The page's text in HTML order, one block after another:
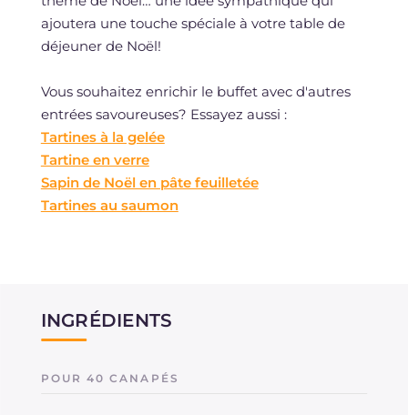
ajoutera une touche spéciale à votre table de
déjeuner de Noël!
Vous souhaitez enrichir le buffet avec d'autres
entrées savoureuses? Essayez aussi :
Tartines à la gelée
Tartine en verre
Sapin de Noël en pâte feuilletée
Tartines au saumon
INGRÉDIENTS
POUR 40 CANAPÉS